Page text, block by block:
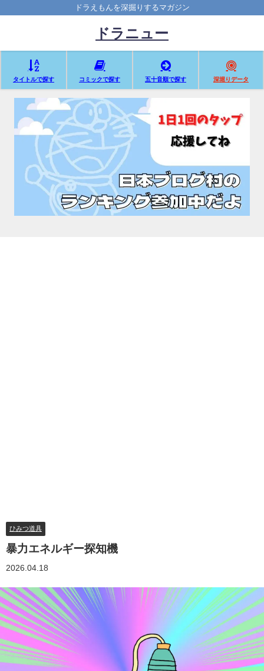
ドラえもんを深掘りするマガジン
ドラニュー
タイトルで探す コミックで探す 五十音順で探す 深堀りデータ
ひみつ道具
暴力エネルギー探知機
2026.04.18